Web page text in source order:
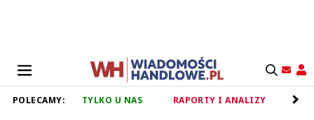
POLECAMY: TYLKO U NAS RAPORTY I ANALIZY